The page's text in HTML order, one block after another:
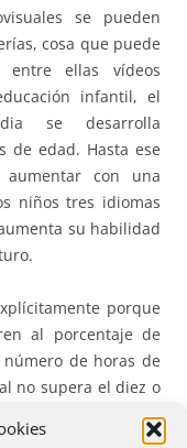
se pueden
cosa que puede
ellas vídeos
infantil, el
se desarrolla
de edad. Hasta ese
con una
niños tres idiomas
su habilidad
porque
al porcentaje de
de horas de
no supera el diez o
a los niños es
e impuesta, que